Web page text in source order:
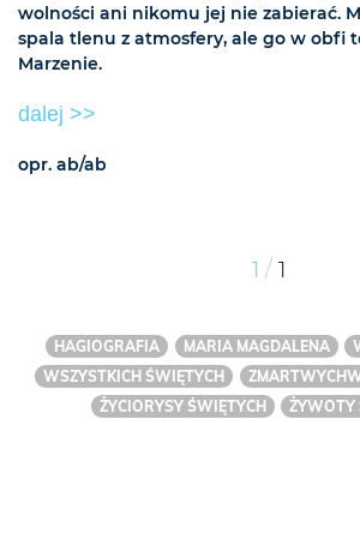
wolności ani nikomu jej nie zabierać.
spala tlenu z atmosfery, ale go w obfi
Marzenie.
dalej >>
opr. ab/ab
1 / 1
HAGIOGRAFIA MARIA MAGDALENA
WSZYSTKICH ŚWIĘTYCH
ŻYCIORYSY ŚWIĘTYCH
ŻYWOTY